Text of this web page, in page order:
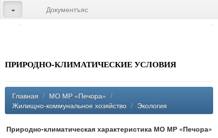
Документъяс
ПРИРОДНО-КЛИМАТИЧЕСКИЕ УСЛОВИЯ
Главная / МО МР «Печора» /
Жилищно-коммунальное хозяйство / Экология
Природно-климатическая характеристика МО МР «Печора»